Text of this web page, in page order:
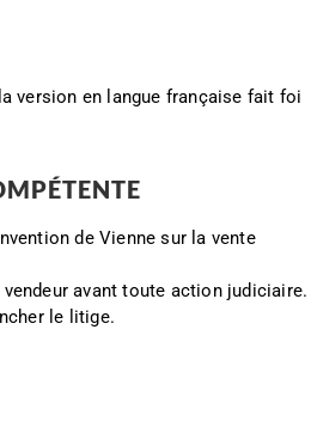
version en langue française fait foi
de Vienne sur la vente
avant toute action judiciaire.
le litige.